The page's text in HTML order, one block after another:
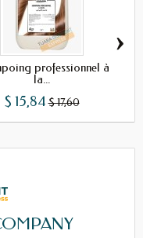
professionnel à
la...
$ 15,84 $ 17,60
›